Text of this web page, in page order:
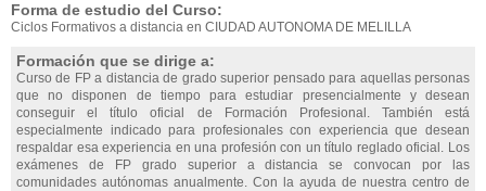
Forma de estudio del Curso:
Ciclos Formativos a distancia en CIUDAD AUTONOMA DE MELILLA
Formación que se dirige a:
Curso de FP a distancia de grado superior pensado para aquellas personas
que no disponen de tiempo para estudiar presencialmente y desean
conseguir el título oficial de Formación Profesional. También está
especialmente indicado para profesionales con experiencia que desean
respaldar esa experiencia en una profesión con un título reglado oficial. Los
exámenes de FP grado superior a distancia se convocan por las
comunidades autónomas anualmente. Con la ayuda de nuestra centro de